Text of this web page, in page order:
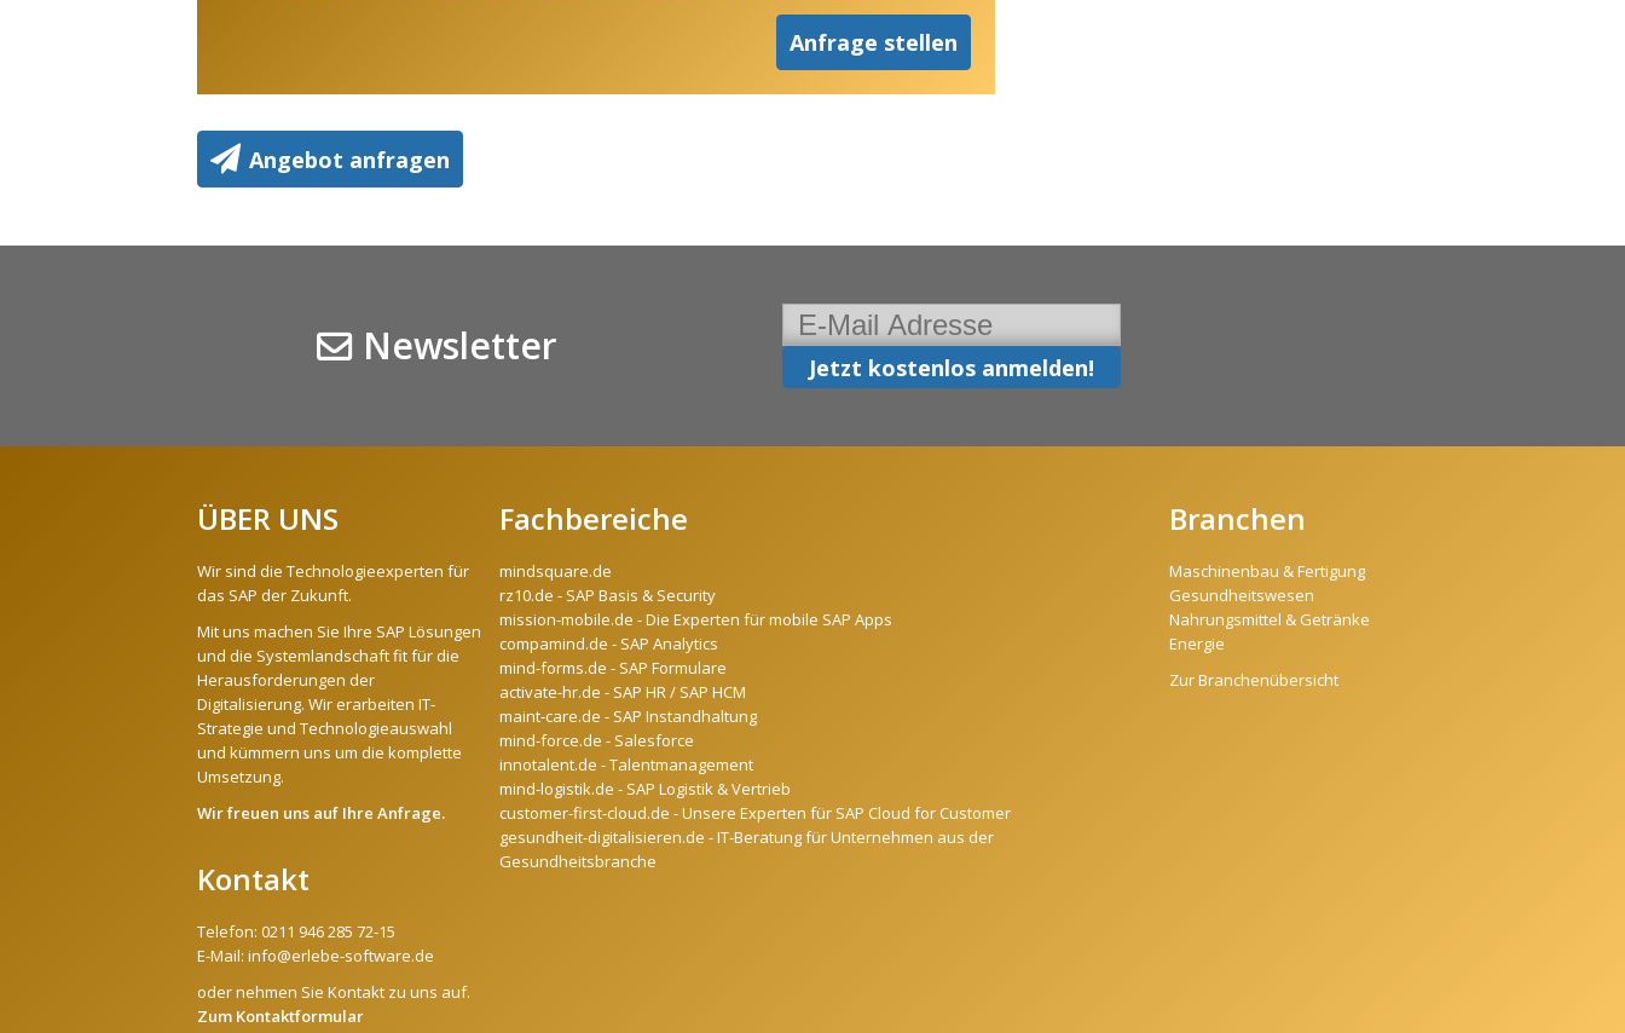
Anfrage stellen
Angebot anfragen
Newsletter
ÜBER UNS
Wir sind die Technologieexperten für
das SAP der Zukunft.
Mit uns machen Sie Ihre SAP Lösungen
und die Systemlandschaft fit für die
Herausforderungen der
Digitalisierung. Wir erarbeiten IT-
Strategie und Technologieauswahl
und kümmern uns um die komplette
Umsetzung.
Wir freuen uns auf Ihre Anfrage.
Kontakt
Telefon: 0211 946 285 72-15
E-Mail: info@erlebe-software.de
oder nehmen Sie Kontakt zu uns auf.
Zum Kontaktformular
Fachbereiche
mindsquare.de
rz10.de - SAP Basis & Security
mission-mobile.de - Die Experten für mobile SAP Apps
compamind.de - SAP Analytics
mind-forms.de - SAP Formulare
activate-hr.de - SAP HR / SAP HCM
maint-care.de - SAP Instandhaltung
mind-force.de - Salesforce
innotalent.de - Talentmanagement
mind-logistik.de - SAP Logistik & Vertrieb
customer-first-cloud.de - Unsere Experten für SAP Cloud for Customer
gesundheit-digitalisieren.de - IT-Beratung für Unternehmen aus der
Gesundheitsbranche
Branchen
Maschinenbau & Fertigung
Gesundheitswesen
Nahrungsmittel & Getränke
Energie
Zur Branchenübersicht